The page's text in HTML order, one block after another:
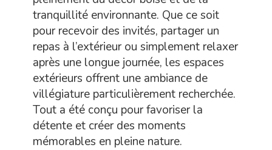
tranquillité environnante. Que ce soit
pour recevoir des invités, partager un
repas à l’extérieur ou simplement relaxer
après une longue journée, les espaces
extérieurs offrent une ambiance de
villégiature particulièrement recherchée.
Tout a été conçu pour favoriser la
détente et créer des moments
mémorables en pleine nature.